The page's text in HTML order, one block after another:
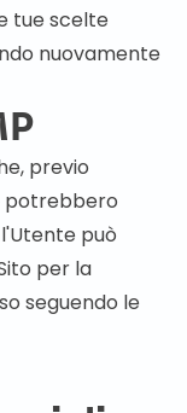
tue scelte
nuovamente
previo
potrebbero
può
per la
seguendo le